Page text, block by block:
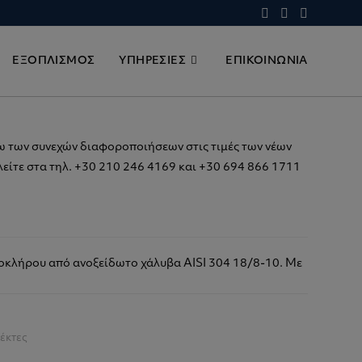
ΕΞΟΠΛΙΣΜΟΣ ΥΠΗΡΕΣΙΕΣ ΕΠΙΚΟΙΝΩΝΙΑ
των συνεχών διαφοροποιήσεων στις τιμές των νέων
στα τηλ. +30 210 246 4169 και +30 694 866 1711
από ανοξείδωτο χάλυβα AISI 304 18/8-10. Με